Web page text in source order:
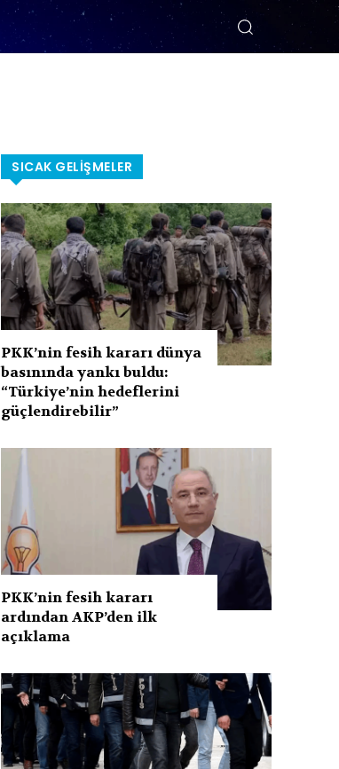
SICAK GELIŞMELER
PKK’nin fesih kararı dünya
basınında yankı buldu:
“Türkiye’nin hedeflerini
güçlendirebilir”
PKK’nin fesih kararı
ardından AKP’den ilk
açıklama